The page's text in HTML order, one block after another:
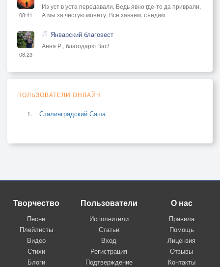
08:41
Из уст в уста передавали, Ведь явно где-то да приврали,
А мы за чистую монету, Всё хаваем, съедим
08:23
Январский благовест
Анна Р., благодарю Вас!
ПОЛЬЗОВАТЕЛИ ОНЛАЙН
Сталинградский Саша
Творчество
Песни
Плейлисты
Видео
Стихи
Блоги
Пользователи
Исполнители
Статьи
Вход
Регистрация
Подтверждение
О нас
Правила
Помощь
Лицензия
Отзывы
Контакты